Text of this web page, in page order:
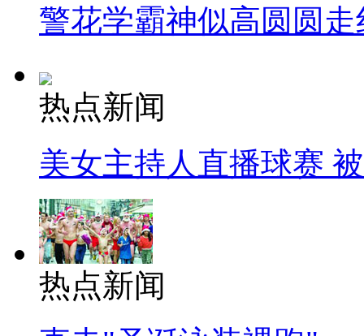
警花学霸神似高圆圆走
热点新闻
美女主持人直播球赛
热点新闻